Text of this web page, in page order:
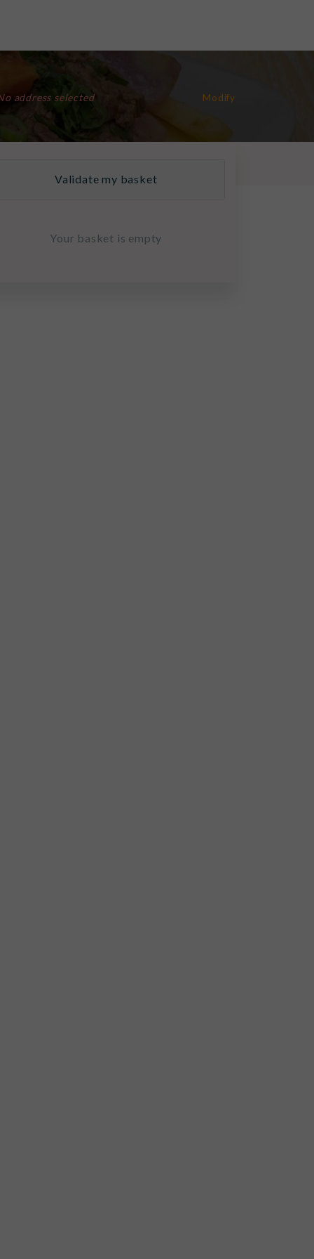
address selected Modify
Validate my basket
Your basket is empty